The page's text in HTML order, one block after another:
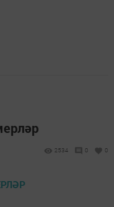
2534 0 0